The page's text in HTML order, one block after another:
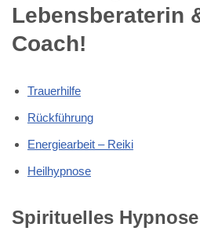
Lebensberaterin
Coach!
Trauerhilfe
Rückführung
Energiearbeit – Reiki
Heilhypnose
Spirituelles